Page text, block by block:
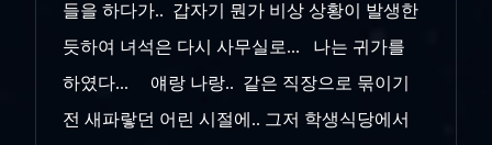
들을 하다가.. 갑자기 뭔가 비상 상황이 발생한
듯하여 녀석은 다시 사무실로... 나는 귀가를
하였다... 얘랑 나랑.. 같은 직장으로 묶이기
전 새파랗던 어린 시절에.. 그저 학생식당에서